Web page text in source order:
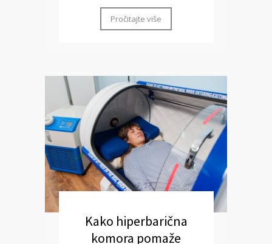
Pročitajte više
Kako hiperbarična
komora pomaže